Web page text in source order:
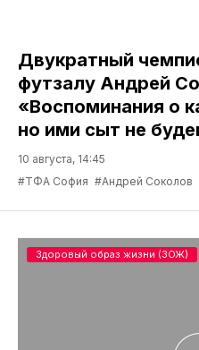
Двукратный
футзалу Андрей
«Воспоминания о
но ими сыт не
10 августа, 14:45
#ТФА София #Андрей Соколов
Здоровый образ жизни (ЗОЖ)